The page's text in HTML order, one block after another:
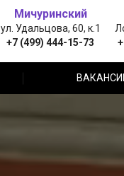
Мичуринский
ул. Удальцова, 60, к.1
+7 (499) 444-15-73